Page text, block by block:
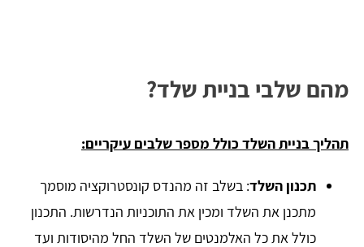
מהם שלבי בניית שלד?
תהליך בניית השלד כולל מספר שלבים עיקריים:
תכנון השלד: בשלב זה מהנדס קונסטרוקציה מוסמך
מתכנן את השלד ומכין את התוכניות הנדרשות. התכנון
כולל את כל האלמנטים של השלד החל מהיסודות ועד